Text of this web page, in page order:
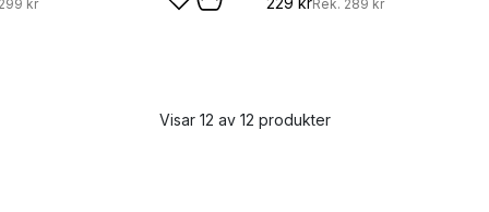
299 kr Rek. 289 kr
Visar 12 av 12 produkter